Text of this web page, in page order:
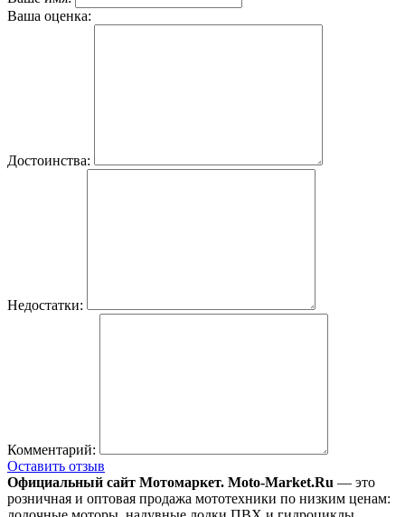
Ваша оценка:
Достоинства:
Недостатки:
Комментарий:
Оставить отзыв
Официальный сайт Мотомаркет. Moto-Market.Ru — это
розничная и оптовая продажа мототехники по низким ценам: